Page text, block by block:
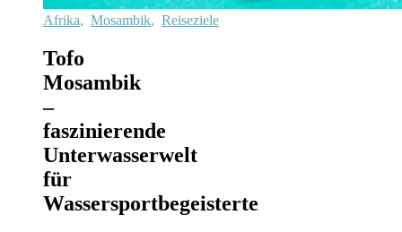
Afrika, Mosambik, Reiseziele
Tofo
Mosambik
–
faszinierende
Unterwasserwelt
für
Wassersportbegeisterte